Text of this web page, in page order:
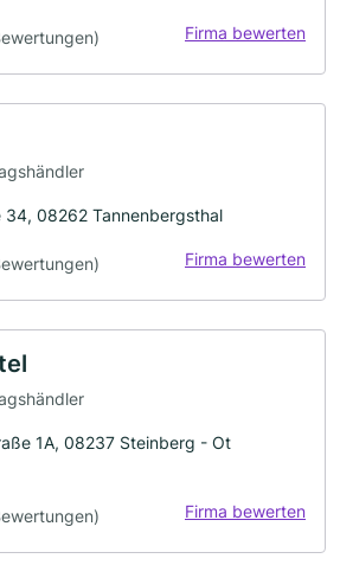
Firma bewerten
34, 08262 Tannenbergsthal
Firma bewerten
1A, 08237 Steinberg - Ot
Firma bewerten